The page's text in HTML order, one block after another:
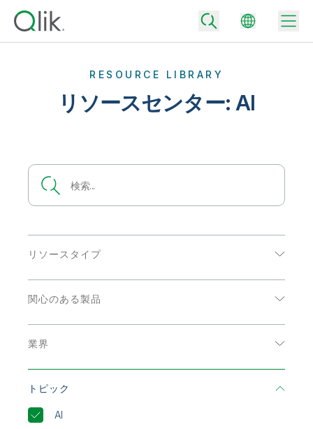
コミュニティ
カスタマーサポート
カスタマーポータル
Back
企業情報
採用情報
ニュースルーム
Qlik
Qlik が選ばれる理由
データをビジネス成果へ
データ統合
データ統合とデータ品質の価格
トな意思決定を促進します。
適切なデータ分析プランで、より優れたインサイトを獲得し、ビジネス成果
の達成をサポートします。
Back
リソースライブラリ
コミュニティ
RESOURCE LIBRARY
リソースセンター: AI
リソースタイプ
eBook
アナリストレポート
ソリューション概要
データシート
関心のある製品
データ分析
業界
エネルギーおよび公共事業
コミュニケーション
ハイテク
トピック
AI